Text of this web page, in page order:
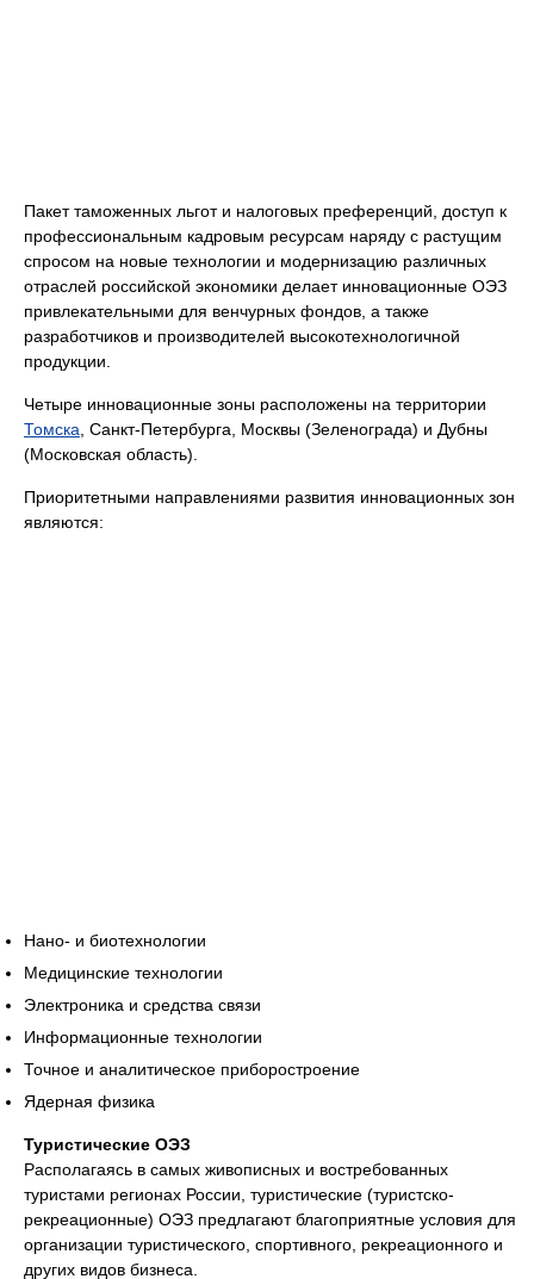
Пакет таможенных льгот и налоговых преференций, доступ к
профессиональным кадровым ресурсам наряду с растущим
спросом на новые технологии и модернизацию различных
отраслей российской экономики делает инновационные ОЭЗ
привлекательными для венчурных фондов, а также
разработчиков и производителей высокотехнологичной
продукции.
Четыре инновационные зоны расположены на территории
Томска , Санкт-Петербурга, Москвы (Зеленограда) и Дубны
(Московская область).
Приоритетными направлениями развития инновационных зон
являются:
Нано- и биотехнологии
Медицинские технологии
Электроника и средства связи
Информационные технологии
Точное и аналитическое приборостроение
Ядерная физика
Туристические ОЭЗ
Располагаясь в самых живописных и востребованных
туристами регионах России, туристические (туристско-
рекреационные) ОЭЗ предлагают благоприятные условия для
организации туристического, спортивного, рекреационного и
других видов бизнеса.